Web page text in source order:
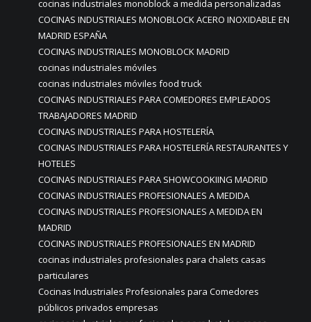
cocinas industriales monoblock a medida personalizadas
COCINAS INDUSTRIALES MONOBLOCK ACERO INOXIDABLE EN
MADRID ESPAÑA
COCINAS INDUSTRIALES MONOBLOCK MADRID
cocinas industriales móviles
cocinas industriales móviles food truck
COCINAS INDUSTRIALES PARA COMEDORES EMPLEADOS
TRABAJADORES MADRID
COCINAS INDUSTRIALES PARA HOSTELERÍA
COCINAS INDUSTRIALES PARA HOSTELERÍA RESTAURANTES Y
HOTELES
COCINAS INDUSTRIALES PARA SHOWCOOKIING MADRID
COCINAS INDUSTRIALES PROFESIONALES A MEDIDA
COCINAS INDUSTRIALES PROFESIONALES A MEDIDA EN
MADRID
COCINAS INDUSTRIALES PROFESIONALES EN MADRID
cocinas industriales profesionales para chalets casas
particulares
Cocinas Industriales Profesionales para Comedores
públicos privados empresas